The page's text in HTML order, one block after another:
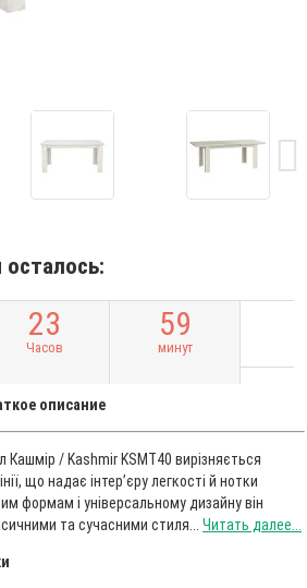
23
Часов
59
минут
описание
Кашмір / Kashmir KSMT40 вирізняється
що надає інтер’єру легкості й нотки
формам і універсальному дизайну він
та сучасними стиля... Читать далее...